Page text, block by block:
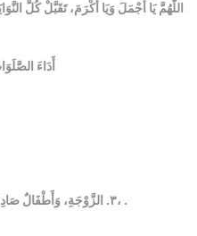
أَدَاءَ
٣. الزَّوْجَةِ، وَأَطْفَالٌ صَادِقُونَوَمَرْضِيُّونَ، .